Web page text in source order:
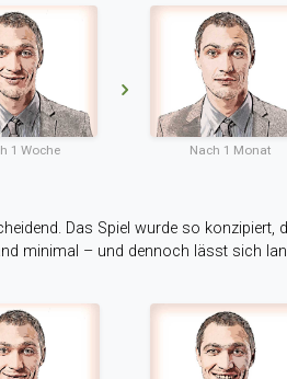
1 Woche Nach 1 Monat
Das Spiel wurde so
minimal – und dennoch lässt sich